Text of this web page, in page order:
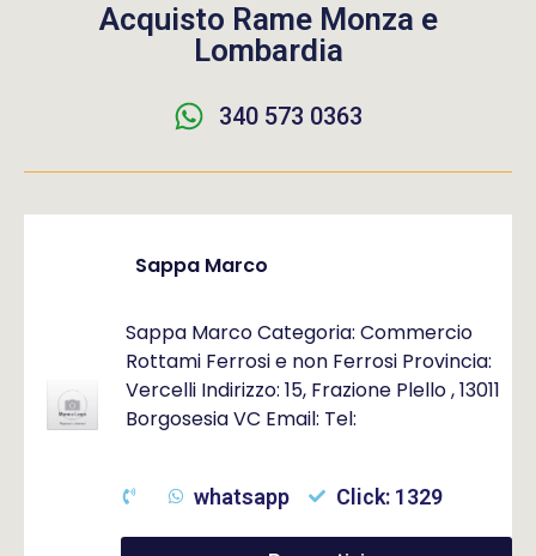
Acquisto Rame Monza e
Lombardia
340 573 0363
Sappa Marco
Sappa Marco Categoria: Commercio
Rottami Ferrosi e non Ferrosi Provincia:
Vercelli Indirizzo: 15, Frazione Plello , 13011
Borgosesia VC Email: Tel:
whatsapp Click: 1329